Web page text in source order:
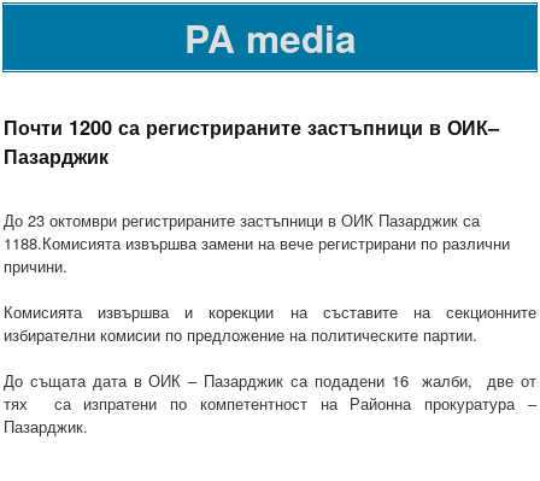
PA media
Почти 1200 са регистрираните застъпници в ОИК–
Пазарджик
До 23 октомври регистрираните застъпници в ОИК Пазарджик са
1188.Комисията извършва замени на вече регистрирани по различни
причини.
Комисията извършва и корекции на съставите на секционните
избирателни комисии по предложение на политическите партии.
До същата дата в ОИК – Пазарджик са подадени 16 жалби, две от
тях са изпратени по компетентност на Районна прокуратура –
Пазарджик.